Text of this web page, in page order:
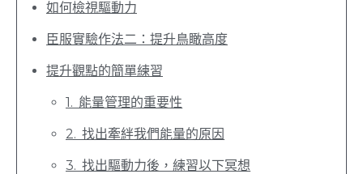
如何檢視驅動力
臣服實驗作法二：提升鳥瞰高度
提升觀點的簡單練習
1. 能量管理的重要性
2. 找出牽絆我們能量的原因
3. 找出驅動力後，練習以下冥想